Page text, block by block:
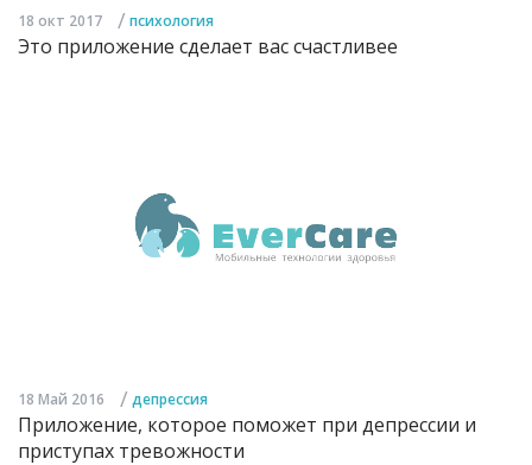
18 окт 2017 / психология
Это приложение сделает вас счастливее
18 Май 2016 / депрессия
Приложение, которое поможет при депрессии и
приступах тревожности